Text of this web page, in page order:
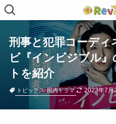
刑事と犯罪コーディ
ビ『インビジブル
トを紹介
トピックス 国内ドラマ 2023年7月